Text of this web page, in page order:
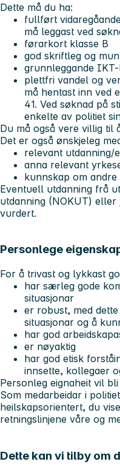
Dette må du ha:
fullført
må leggast ved
førarkort klasse B
god skriftleg og
grunnleggande
plettfri vandel og
må hentast inn ved
41. Ved søknad på
enkelte av politiet
Du må også vere villig til
Det er også ønskjeleg
relevant utdanning/
anna relevant
kunnskap om
Eventuell utdanning frå
utdanning (NOKUT) eller
vurdert.
Personlege
For å trivast og lykkast
har særleg gode
situasjonar
er robust, med
situasjonar og å
har god
er nøyaktig
har god etisk
innsette, kollegaer
Personleg eignaheit vil
Som medarbeidar i
heilskapsorientert, du
retningslinjene våre og
Dette kan vi tilby om